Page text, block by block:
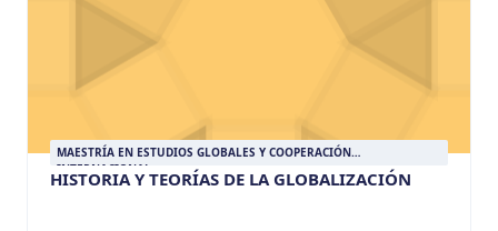
MAESTRÍA EN ESTUDIOS GLOBALES Y COOPERACIÓN
INTERNACIONAL
HISTORIA Y TEORÍAS DE LA GLOBALIZACIÓN